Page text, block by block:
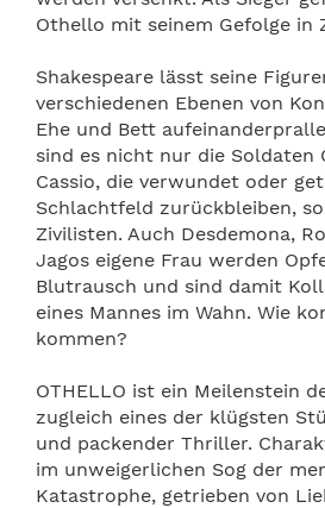
Othello mit seinem Gefolge in
Shakespeare lässt seine
verschiedenen Ebenen von
Ehe und Bett
sind es nicht nur die Soldaten
Cassio, die verwundet oder
Schlachtfeld zurückbleiben,
Zivilisten. Auch Desdemona,
Jagos eigene Frau werden
Blutrausch und sind damit
eines Mannes im Wahn. Wie
kommen?
OTHELLO ist ein Meilenstein
zugleich eines der klügsten
und packender Thriller.
im unweigerlichen Sog der
Katastrophe, getrieben von